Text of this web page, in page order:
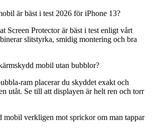
är bäst i test 2026 för iPhone 13?
Screen Protector är bäst i test enligt vårt
slitstyrka, smidig montering och bra
mobil utan bubblor?
ram placerar du skyddet exakt och
utåt. Se till att displayen är helt ren och torr
mobil verkligen mot sprickor om man tappar